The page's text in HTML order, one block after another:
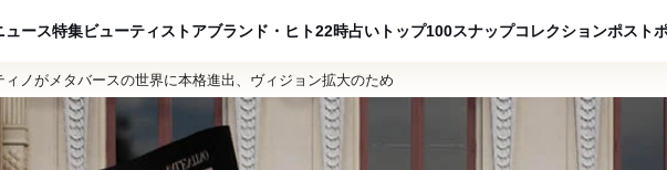
ュース特集ビューティ ストアブランド・ヒト22時占い トップ100スナップコレクションポスト
ィノがメタバースの世界に本格進出、ヴィジョン拡大のため